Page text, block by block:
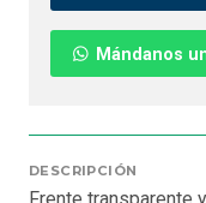
Mándanos
DESCRIPCIÓN